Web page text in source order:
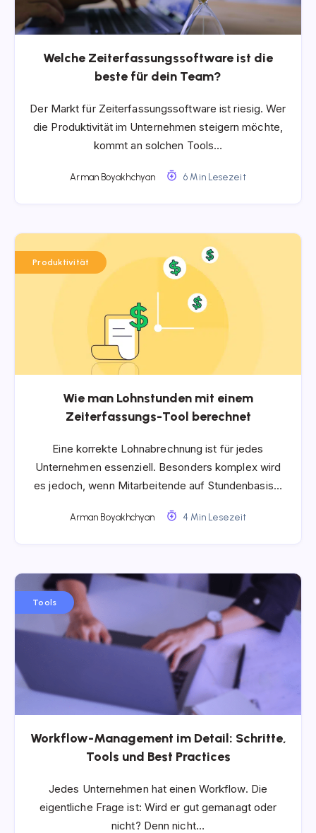
Welche Zeiterfassungssoftware ist die
beste für dein Team?
Der Markt für Zeiterfassungssoftware ist riesig. Wer
die Produktivität im Unternehmen steigern möchte,
kommt an solchen Tools…
Arman Boyakhchyan 6 Min Lesezeit
Produktivität
Wie man Lohnstunden mit einem
Zeiterfassungs-Tool berechnet
Eine korrekte Lohnabrechnung ist für jedes
Unternehmen essenziell. Besonders komplex wird
es jedoch, wenn Mitarbeitende auf Stundenbasis…
Arman Boyakhchyan 4 Min Lesezeit
Tools
Workflow-Management im Detail: Schritte,
Tools und Best Practices
Jedes Unternehmen hat einen Workflow. Die
eigentliche Frage ist: Wird er gut gemanagt oder
nicht? Denn nicht…